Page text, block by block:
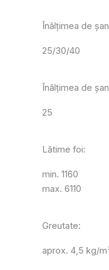
Înălțimea de
25/30/40
Înălțimea de
25
Lătime foi:
min. 1160
max. 6110
Greutate:
aprox. 4,5 kg/